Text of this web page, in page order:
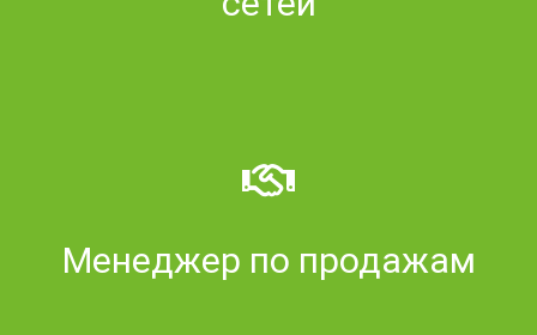
Менеджер по продажам